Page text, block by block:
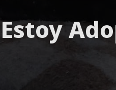
Estoy